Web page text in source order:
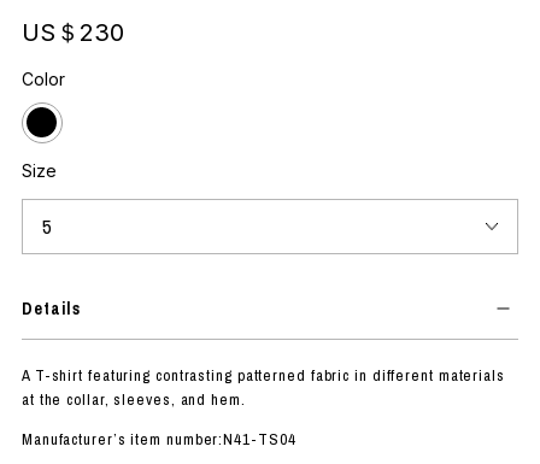
US＄230
Color
Size
Details
A T-shirt featuring contrasting patterned fabric in different materials
at the collar, sleeves, and hem.
Manufacturer’s item number:N41-TS04